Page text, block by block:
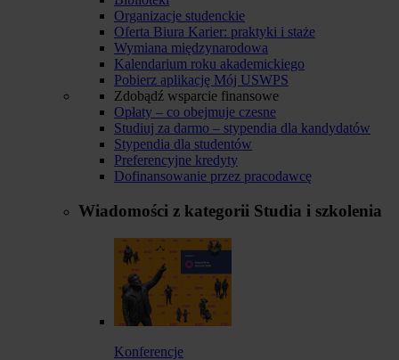
Organizacje studenckie
Oferta Biura Karier: praktyki i staże
Wymiana międzynarodowa
Kalendarium roku akademickiego
Pobierz aplikację Mój USWPS
Zdobądź wsparcie finansowe
Opłaty – co obejmuje czesne
Studiuj za darmo – stypendia dla kandydatów
Stypendia dla studentów
Preferencyjne kredyty
Dofinansowanie przez pracodawcę
Wiadomości z kategorii Studia i szkolenia
Konferencje